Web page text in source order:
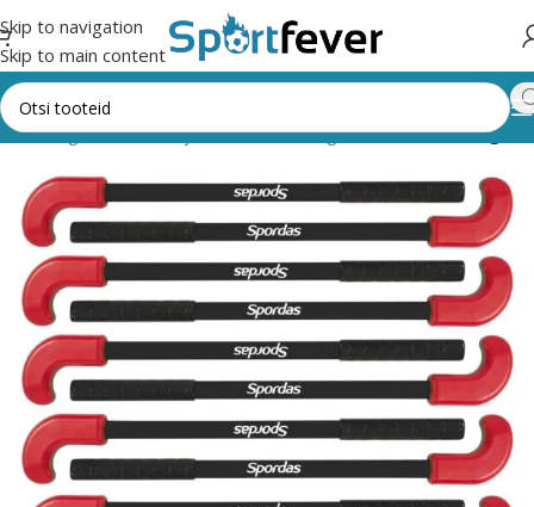
Skip to navigation
Skip to main content
kategooriad Õue- ja seltskonnamängud Muud õuemängud